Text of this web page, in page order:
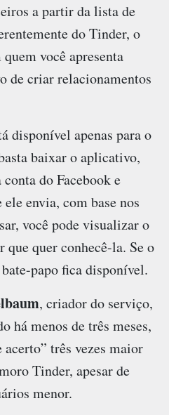
a partir da lista de
do Tinder, o
você apresenta
de criar relacionamentos
disponível apenas para o
baixar o aplicativo,
do Facebook e
ele envia, com base nos
você pode visualizar o
quer conhecê-la. Se o
papo fica disponível.
, criador do serviço,
há menos de três meses,
três vezes maior
Tinder, apesar de
menor.